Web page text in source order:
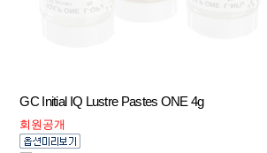
GC Initial IQ Lustre Pastes ONE 4g
회원공개